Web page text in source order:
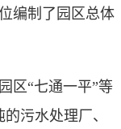
编制了园区总体
区“七通一平”等
污水处理厂、